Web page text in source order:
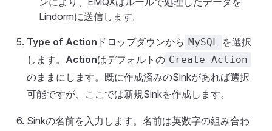
Lindormに送信します。
Type of Action ドロップダウンから MySQL を選択
します。 Actionはデフォルトの Create Action
のままにします。既に作成済みのSinkがあれば選択
可能ですが、ここでは新規Sinkを作成します。
Sinkの名前を入力します。名前は英数字の組み合わ